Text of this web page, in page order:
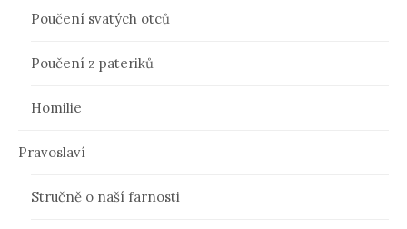
Poučení svatých otců
Poučení z pateriků
Homilie
Pravoslaví
Stručně o naší farnosti